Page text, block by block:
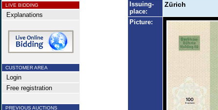
LIVE BIDDING
Explanations
CUSTOMER AREA
Login
Free registration
PREVIOUS AUCTIONS
Issuing-
place:
Zürich
Picture: